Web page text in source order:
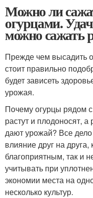
Можно ли
огурцами.
можно сажать
Прежде чем высадить
стоит правильно
будет зависеть
урожая.
Почему огурцы рядом
растут и плодоносят,
дают урожай? Все
влияние друг на
благоприятным, так и
учитывать при
экономии места на
несколько культур.